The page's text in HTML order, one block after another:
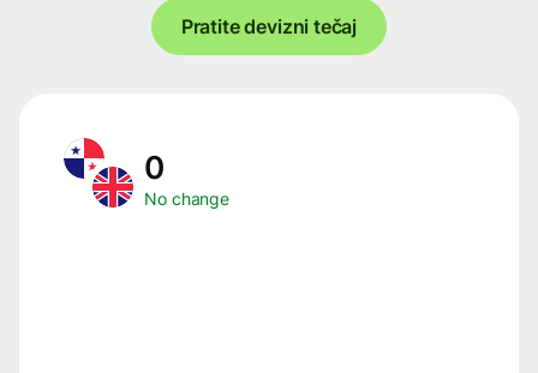
Pratite devizni tečaj
0
No change